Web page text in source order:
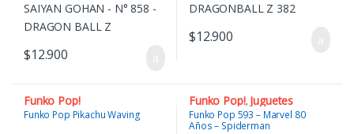
$12.900
$12.900
Funko Pop!
Funko Pop Pikachu Waving
Funko Pop!, Juguetes
Funko Pop 593 – Marvel 80
Años – Spiderman